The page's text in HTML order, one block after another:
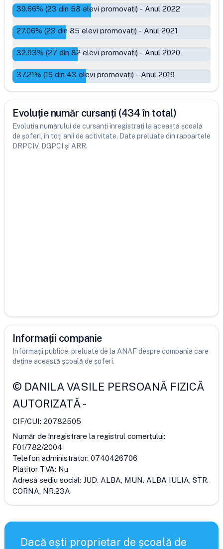
39.66% (23 din 58 elevi promovați) - Anul 2022
27.06% (23 din 85 elevi promovați) - Anul 2021
32.93% (27 din 82 elevi promovați) - Anul 2020
37.21% (16 din 43 elevi promovați) - Anul 2019
Evoluție număr cursanți (434 în total)
Evoluția numărului de cursanți înregistrați la această școală
de șoferi, în toți anii de activitate. Date preluate din rapoartele
DRPCIV, DGPCI și ARR.
Informații companie
Informații publice, preluate de la ANAF despre compania care
deține această școală de șoferi.
© DANILA VASILE PERSOANĂ FIZICĂ
AUTORIZATĂ-
CIF/CUI: 20782505
Număr de înregistrare la registrul comerțului:
F01/782/2004
Telefon administrator: 0740426706
Plătitor TVA: Nu
Adresă sediu social: JUD. ALBA, MUN. ALBA IULIA, STR.
CORNA, NR.23A
Dacă ești proprietar de școală de